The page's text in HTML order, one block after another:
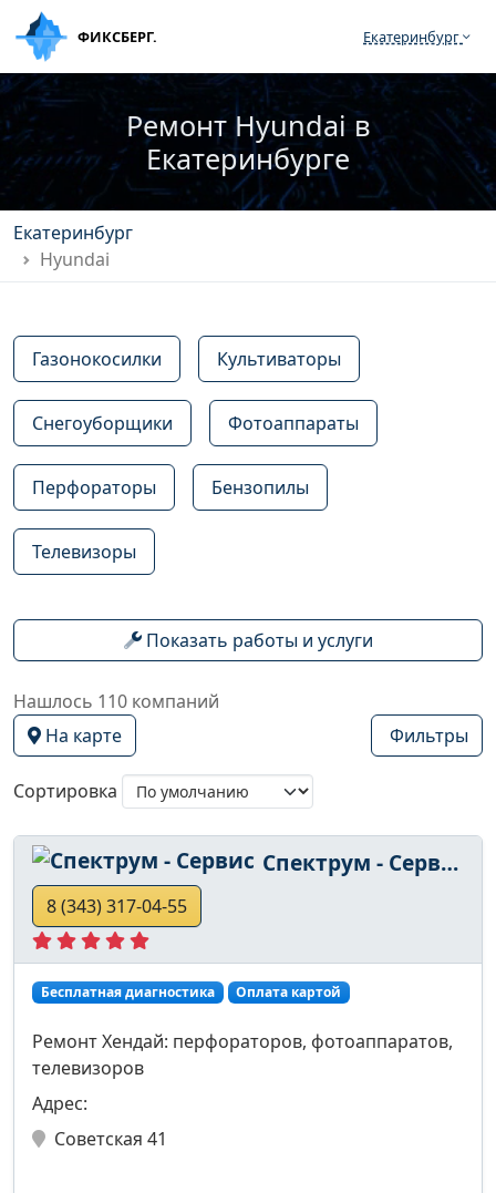
ФИКСБЕРГ. Екатеринбург
Ремонт Hyundai в
Екатеринбурге
Екатеринбург
Hyundai
Газонокосилки Культиваторы
Снегоуборщики Фотоаппараты
Перфораторы Бензопилы
Телевизоры
Показать работы и услуги
Нашлось 110 компаний
На карте
Фильтры
Сортировка
Спектрум - Сервис
8 (343) 317-04-55
Бесплатная диагностика Оплата картой
Ремонт Хендай: перфораторов, фотоаппаратов,
телевизоров
Адрес:
Советская 41